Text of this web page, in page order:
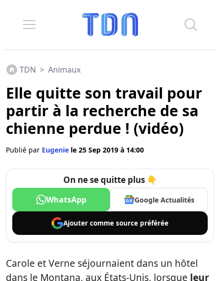
TDN > Animaux
Elle quitte son travail pour
partir à la recherche de sa
chienne perdue ! (vidéo)
Publié par Eugenie le 25 Sep 2019 à 14:00
On ne se quitte plus 👇
WhatsApp Google Actualités
Ajouter comme source préférée
Carole et Verne séjournaient dans un hôtel
dans le Montana, aux États-Unis, lorsque leur